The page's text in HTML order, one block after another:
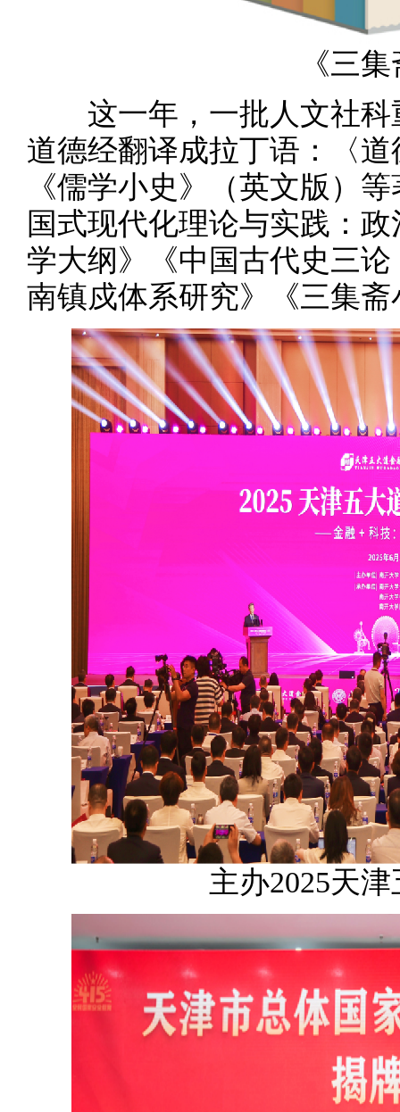
《三
这一年，一批人文社科
道德经翻译成拉丁语：〈
《儒学小史》（英文版）
国式现代化理论与实践：
学大纲》《中国古代史三论
南镇戍体系研究》《三集
主办2025天